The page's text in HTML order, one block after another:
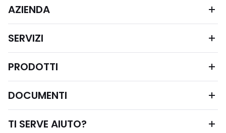
AZIENDA
SERVIZI
PRODOTTI
DOCUMENTI
TI SERVE AIUTO?